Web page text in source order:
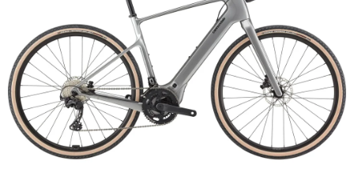
hvězdiček.